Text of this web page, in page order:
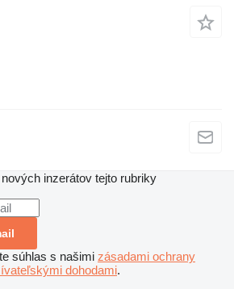
inzerátov tejto rubriky
súhlas s našimi zásadami ochrany
dohodami.